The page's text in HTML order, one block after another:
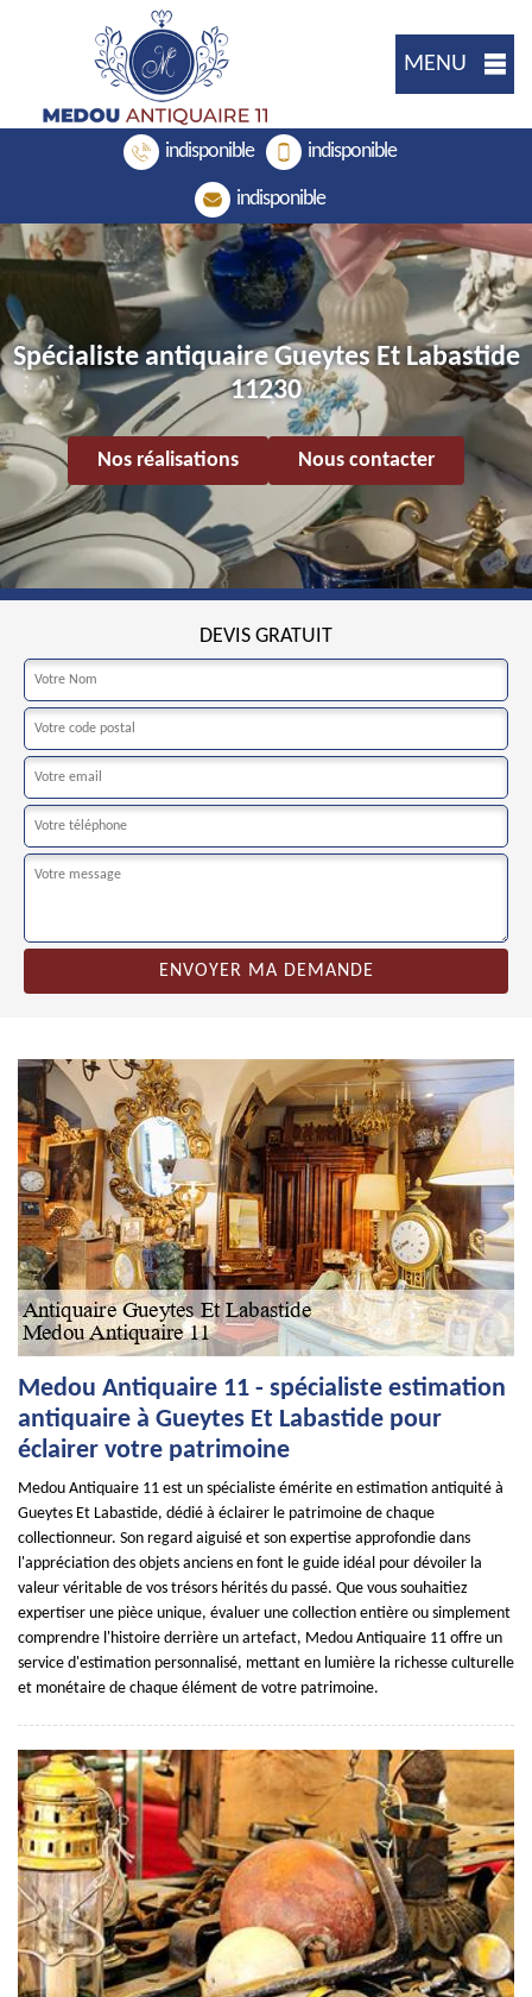
MENU
indisponible indisponible
indisponible
Spécialiste antiquaire Gueytes Et Labastide
11230
Nos réalisations Nous contacter
DEVIS GRATUIT
Medou Antiquaire 11 - spécialiste estimation
antiquaire à Gueytes Et Labastide pour
éclairer votre patrimoine
Medou Antiquaire 11 est un spécialiste émérite en estimation antiquité à
Gueytes Et Labastide, dédié à éclairer le patrimoine de chaque
collectionneur. Son regard aiguisé et son expertise approfondie dans
l'appréciation des objets anciens en font le guide idéal pour dévoiler la
valeur véritable de vos trésors hérités du passé. Que vous souhaitiez
expertiser une pièce unique, évaluer une collection entière ou simplement
comprendre l'histoire derrière un artefact, Medou Antiquaire 11 offre un
service d'estimation personnalisé, mettant en lumière la richesse culturelle
et monétaire de chaque élément de votre patrimoine.